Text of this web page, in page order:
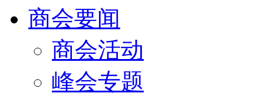
商会要闻
商会活动
峰会专题